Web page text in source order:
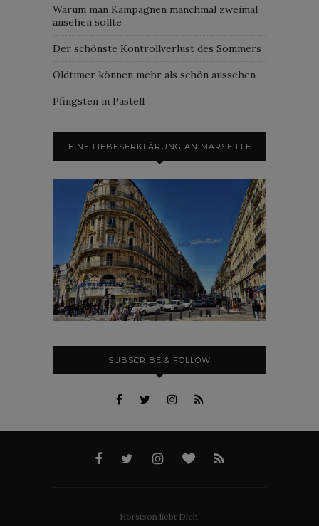
Warum man Kampagnen manchmal zweimal
ansehen sollte
Der schönste Kontrollverlust des Sommers
Oldtimer können mehr als schön aussehen
Pfingsten in Pastell
EINE LIEBESERKLÄRUNG AN MARSEILLE
SUBSCRIBE & FOLLOW
Horstson liebt Dich!